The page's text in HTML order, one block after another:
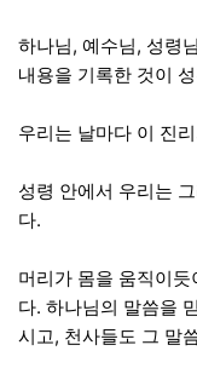
하나님, 예수님, 성령
내용을 기록한 것이
우리는 날마다 이 진
성령 안에서 우리는
다.
머리가 몸을 움직이
다. 하나님의 말씀을
시고, 천사들도 그 말